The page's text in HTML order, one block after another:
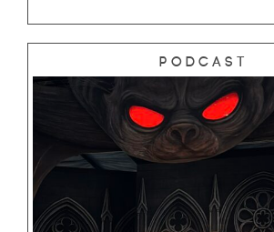
Podcast